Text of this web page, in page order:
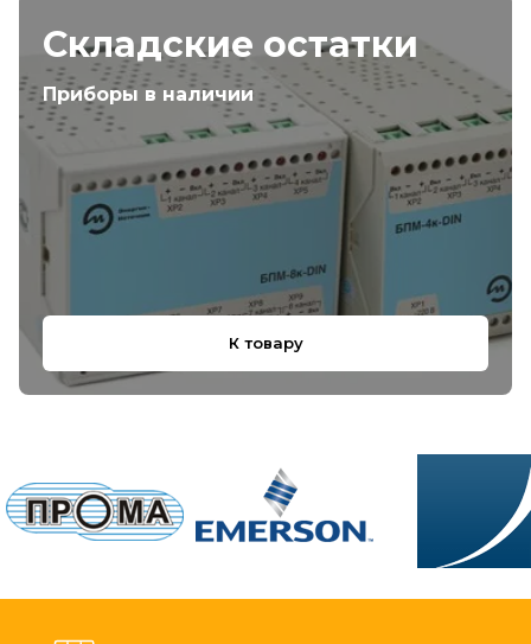
Складские остатки
Приборы в наличии
К товару